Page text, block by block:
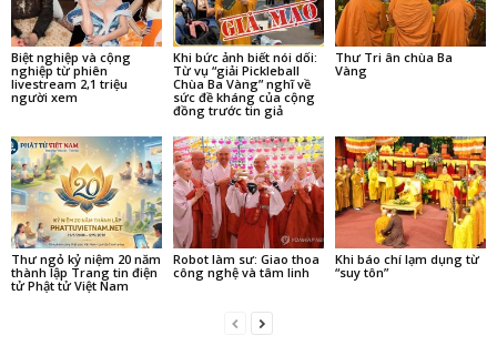
Biệt nghiệp và cộng
nghiệp từ phiên
livestream 2,1 triệu
người xem
Khi bức ảnh biết nói dối:
Từ vụ “giải Pickleball
Chùa Ba Vàng” nghĩ về
sức đề kháng của cộng
đồng trước tin giả
Thư Tri ân chùa Ba
Vàng
Thư ngỏ kỷ niệm 20 năm
thành lập Trang tin điện
tử Phật tử Việt Nam
Robot làm sư: Giao thoa
công nghệ và tâm linh
Khi báo chí lạm dụng từ
“suy tôn”